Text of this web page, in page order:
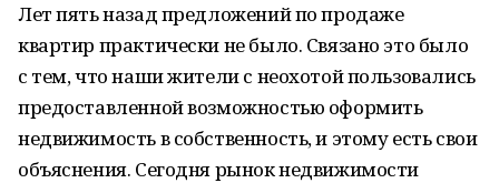
Лет пять назад предложений по продаже
квартир практически не было. Связано это было
с тем, что наши жители с неохотой пользовались
предоставленной возможностью оформить
недвижимость в собственность, и этому есть свои
объяснения. Сегодня рынок недвижимости